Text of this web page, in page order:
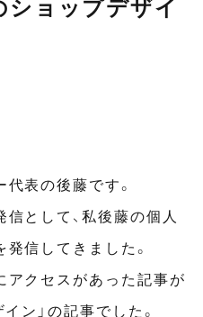
表の後藤です。
として、私後藤の個人
信してきました。
アクセスがあった記事が
ン」の記事でした。